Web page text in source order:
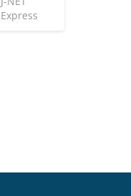
Express